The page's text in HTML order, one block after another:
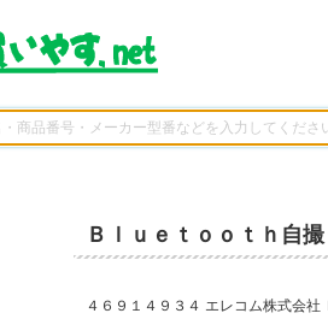
Ｂｌｕｅｔｏｏｔｈ自
４６９１４９３４ エレコム株式会社